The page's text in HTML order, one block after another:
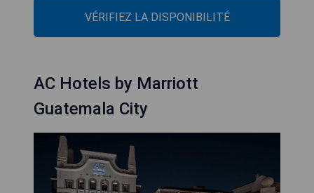
VÉRIFIEZ LA DISPONIBILITÉ
AC Hotels by Marriott
Guatemala City